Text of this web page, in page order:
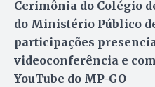
Cerimônia do Colégio
do Ministério Público
participações
videoconferência e
YouTube do MP-GO